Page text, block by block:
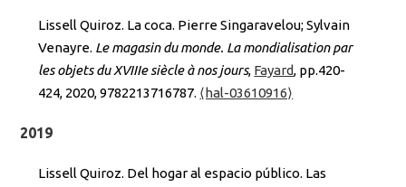
Lissell Quiroz. La coca. Pierre Singaravelou; Sylvain
Venayre. Le magasin du monde. La mondialisation par
les objets du XVIIIe siècle à nos jours, Fayard, pp.420-
424, 2020, 9782213716787. ⟨hal-03610916⟩
2019
Lissell Quiroz. Del hogar al espacio público. Las